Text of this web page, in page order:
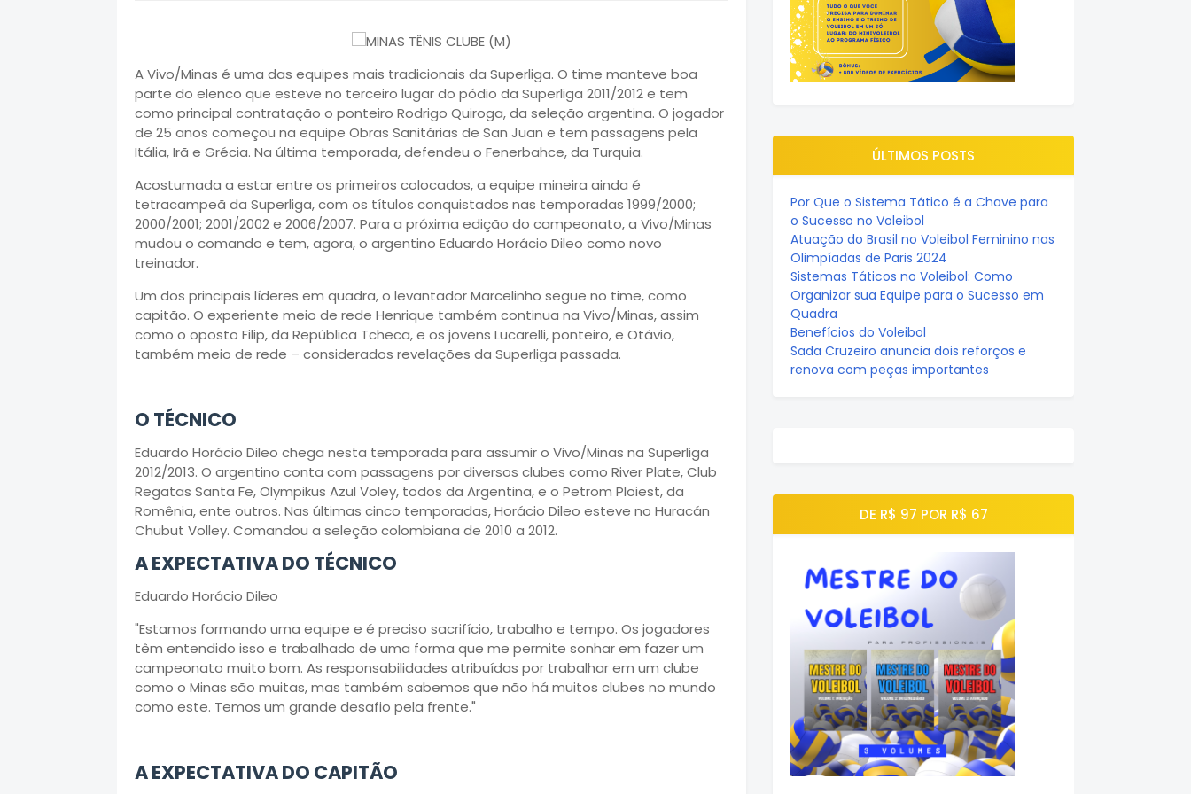
A Vivo/Minas é uma das equipes mais tradicionais da Superliga. O time manteve boa
parte do elenco que esteve no terceiro lugar do pódio da Superliga 2011/2012 e tem
como principal contratação o ponteiro Rodrigo Quiroga, da seleção argentina. O jogador
de 25 anos começou na equipe Obras Sanitárias de San Juan e tem passagens pela
Itália, Irã e Grécia. Na última temporada, defendeu o Fenerbahce, da Turquia.
Acostumada a estar entre os primeiros colocados, a equipe mineira ainda é
tetracampeã da Superliga, com os títulos conquistados nas temporadas 1999/2000;
2000/2001; 2001/2002 e 2006/2007. Para a próxima edição do campeonato, a Vivo/Minas
mudou o comando e tem, agora, o argentino Eduardo Horácio Dileo como novo
treinador.
Um dos principais líderes em quadra, o levantador Marcelinho segue no time, como
capitão. O experiente meio de rede Henrique também continua na Vivo/Minas, assim
como o oposto Filip, da República Tcheca, e os jovens Lucarelli, ponteiro, e Otávio,
também meio de rede – considerados revelações da Superliga passada.
O TÉCNICO
Eduardo Horácio Dileo chega nesta temporada para assumir o Vivo/Minas na Superliga
2012/2013. O argentino conta com passagens por diversos clubes como River Plate, Club
Regatas Santa Fe, Olympikus Azul Voley, todos da Argentina, e o Petrom Ploiest, da
Romênia, ente outros. Nas últimas cinco temporadas, Horácio Dileo esteve no Huracán
Chubut Volley. Comandou a seleção colombiana de 2010 a 2012.
A EXPECTATIVA DO TÉCNICO
Eduardo Horácio Dileo
"Estamos formando uma equipe e é preciso sacrifício, trabalho e tempo. Os jogadores
têm entendido isso e trabalhado de uma forma que me permite sonhar em fazer um
campeonato muito bom. As responsabilidades atribuídas por trabalhar em um clube
como o Minas são muitas, mas também sabemos que não há muitos clubes no mundo
como este. Temos um grande desafio pela frente."
A EXPECTATIVA DO CAPITÃO
ÚLTIMOS POSTS
Por Que o Sistema Tático é a Chave para
o Sucesso no Voleibol
Atuação do Brasil no Voleibol Feminino nas
Olimpíadas de Paris 2024
Sistemas Táticos no Voleibol: Como
Organizar sua Equipe para o Sucesso em
Quadra
Benefícios do Voleibol
Sada Cruzeiro anuncia dois reforços e
renova com peças importantes
DE R$ 97 POR R$ 67